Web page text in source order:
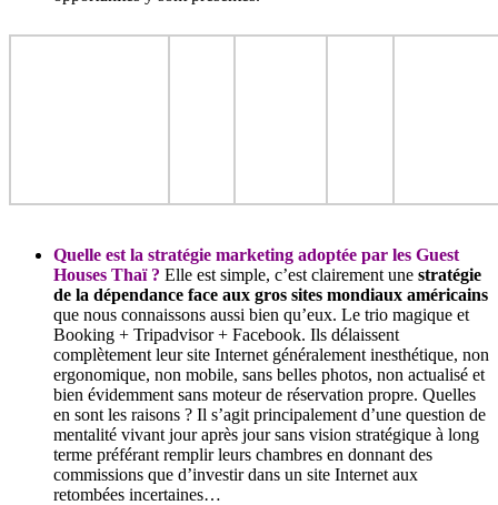
Quelle est la stratégie marketing adoptée par les Guest
Houses Thaï ? Elle est simple, c’est clairement une stratégie
de la dépendance face aux gros sites mondiaux américains
que nous connaissons aussi bien qu’eux. Le trio magique et
Booking + Tripadvisor + Facebook. Ils délaissent
complètement leur site Internet généralement inesthétique, non
ergonomique, non mobile, sans belles photos, non actualisé et
bien évidemment sans moteur de réservation propre. Quelles
en sont les raisons ? Il s’agit principalement d’une question de
mentalité vivant jour après jour sans vision stratégique à long
terme préférant remplir leurs chambres en donnant des
commissions que d’investir dans un site Internet aux
retombées incertaines…